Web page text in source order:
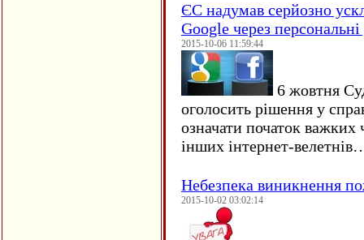
ЄC надумав серйозно
Google через персональні
2015-10-06 11:59:44
6 жовтня
оголосить рішення у
означати початок важких
інших інтернет-
Небезпека виникнення
2015-10-02 03:02:14